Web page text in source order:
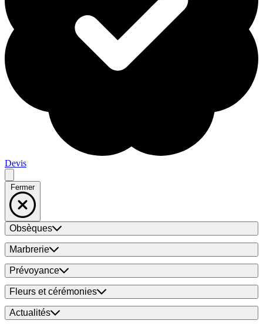
Devis
Fermer
Obsèques
Marbrerie
Prévoyance
Fleurs et cérémonies
Actualités